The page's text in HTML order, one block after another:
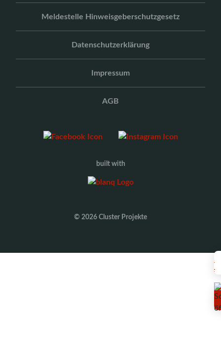
Meldestelle Hinweisgeberschutzgesetz
Datenschutzerklärung
Impressum
AGB
built with
© 2026 Cluster Projekte
ANDERE
CLUSTER-
BEREICHE